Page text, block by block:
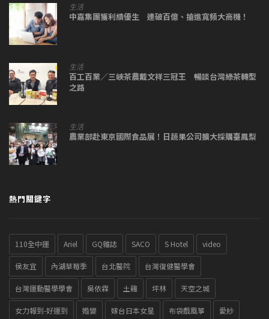
生活
中嘉集團獲利績優生 連破百億、搶進寬頻大商機！
生活
百工百業／三峽茶農戴文祥三冠王 暢談台灣綠茶轉型
之路
生活
農業部赴東京國際食品展！日蔬果公司擴大採購臺鳳梨
熱門關鍵字
110全中運 Ariel GQ雜誌 SACO S Hotel video
侯友宜 內湖草莓季 台北醫院 台灣復健醫學會
台灣運動醫學學會 吳依霖 土雞 坪林 天空之城
女力報到-好運到 婚變 嫁台日本女星 布袋戲風箏 愛紗